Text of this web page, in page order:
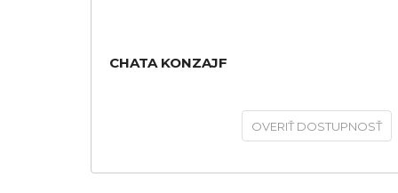
CHATA KONZAJF
OVERIŤ DOSTUPNOSŤ